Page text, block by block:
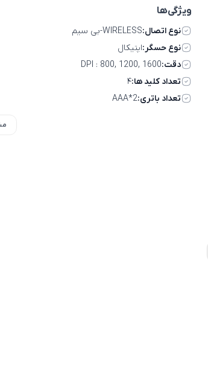
ویژگی‌ها
نوع اتصال:WIRELESS-بی سیم
نوع حسگر:اپتيکال
دقت:DPI : 800, 1200, 1600
تعداد کلید ها:۴
تعداد باتری:2*AAA